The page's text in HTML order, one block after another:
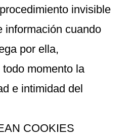
invisible
información cuando
por ella,
momento la
e intimidad del
COOKIES